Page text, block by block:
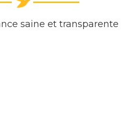
saine et transparente